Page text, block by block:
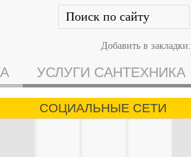
Добавить в закладки:
УСЛУГИ САНТЕХНИКА
СОЦИАЛЬНЫЕ СЕТИ